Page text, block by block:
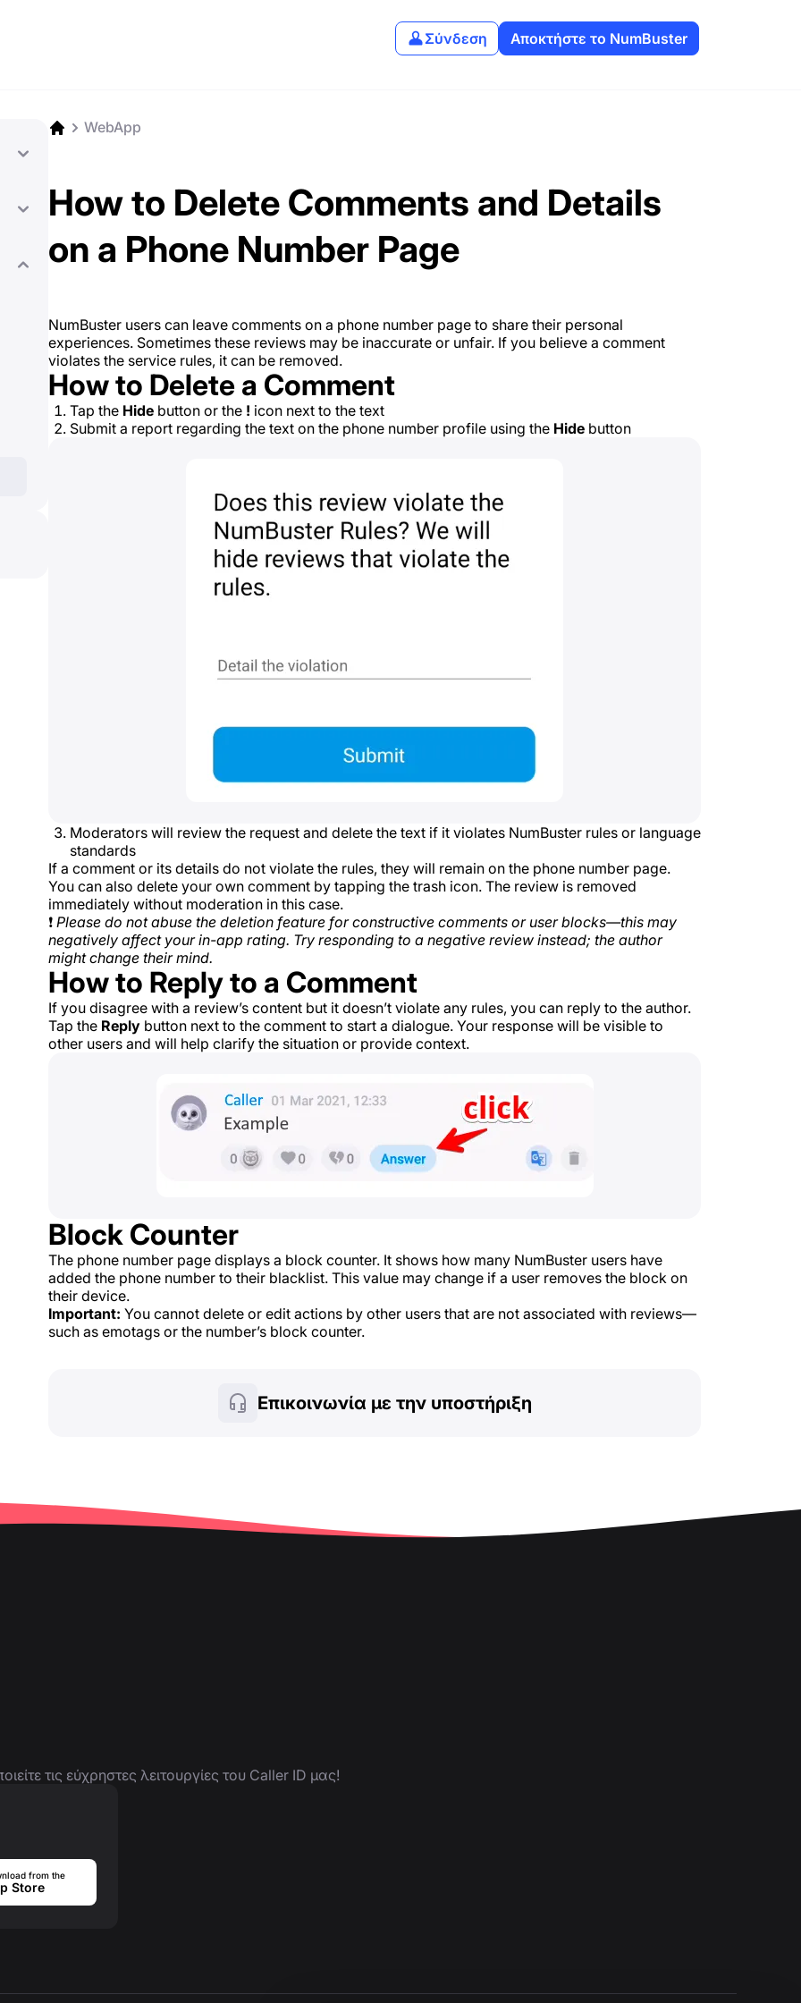
Σύνδεση Αποκτήστε το NumBuster
WebApp
How to Delete Comments and Details
on a Phone Number Page
NumBuster users can leave comments on a phone number page to share their personal
experiences. Sometimes these reviews may be inaccurate or unfair. If you believe a comment
violates the service rules, it can be removed.
How to Delete a Comment
Tap the Hide button or the ! icon next to the text
Submit a report regarding the text on the phone number profile using the Hide button
Moderators will review the request and delete the text if it violates NumBuster rules or language
standards
If a comment or its details do not violate the rules, they will remain on the phone number page.
You can also delete your own comment by tapping the trash icon. The review is removed
immediately without moderation in this case.
❗ Please do not abuse the deletion feature for constructive comments or user blocks—this may
negatively affect your in-app rating. Try responding to a negative review instead; the author
might change their mind.
How to Reply to a Comment
If you disagree with a review’s content but it doesn’t violate any rules, you can reply to the author.
Tap the Reply button next to the comment to start a dialogue. Your response will be visible to
other users and will help clarify the situation or provide context.
Block Counter
The phone number page displays a block counter. It shows how many NumBuster users have
added the phone number to their blacklist. This value may change if a user removes the block on
their device.
Important: You cannot delete or edit actions by other users that are not associated with reviews—
such as emotags or the number’s block counter.
Επικοινωνία με την υποστήριξη
τις εύχρηστες λειτουργίες του Caller ID μας!
from the
Store